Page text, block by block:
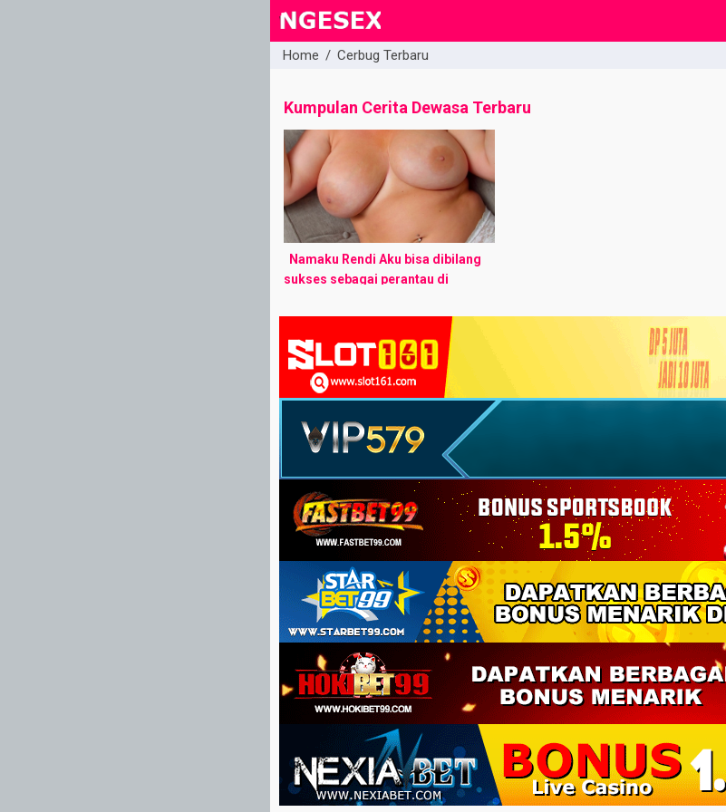
Home / Cerbug Terbaru
Kumpulan Cerita Dewasa Terbaru
Namaku Rendi Aku bisa dibilang
sukses sebagai perantau di
punya pekerjaan dan income yang
stabil, cicilan mobilku sudah ...